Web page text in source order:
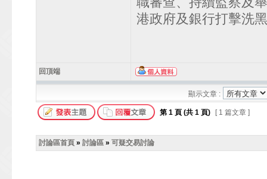
港政府及銀行打擊洗
回頂端
顯示文章 :
第 1 頁 (共 1 頁) [ 1 篇文章 ]
討論區首頁 » 討論區 » 可疑交易討論